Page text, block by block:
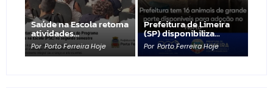
Saúde na Escola retoma
atividades…
Por Porto Ferreira Hoje
Prefeitura de Limeira
(SP) disponibiliza…
Por Porto Ferreira Hoje